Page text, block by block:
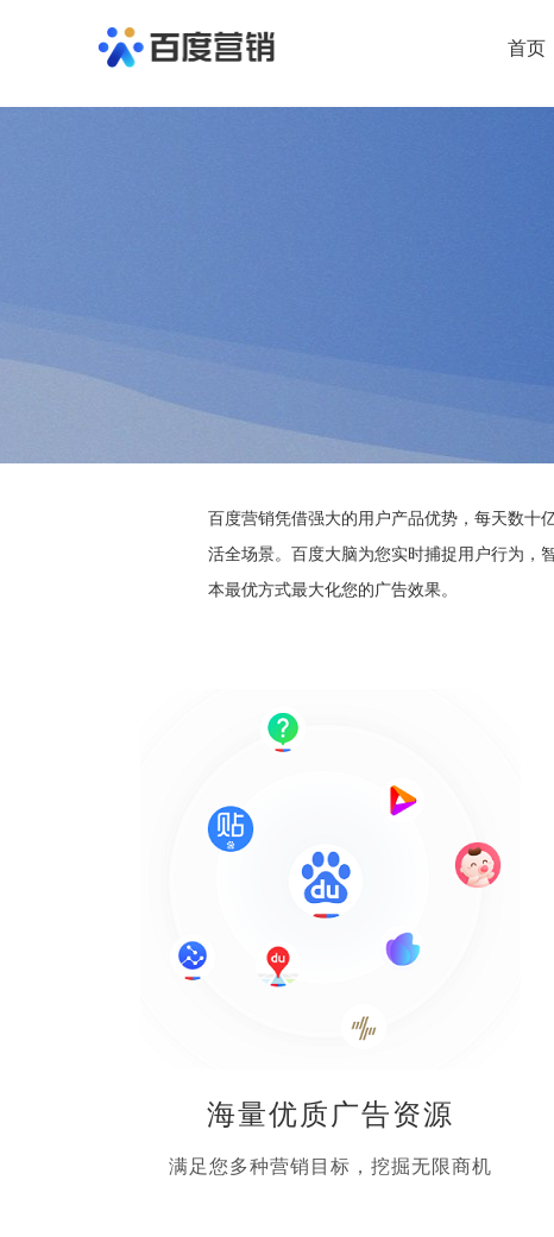
首页
百度营销凭借强大的用户产品优势，每天数十
活全场景。百度大脑为您实时捕捉用户行为，
本最优方式最大化您的广告效果。
海量优质广告资源
满足您多种营销目标，挖掘无限商机